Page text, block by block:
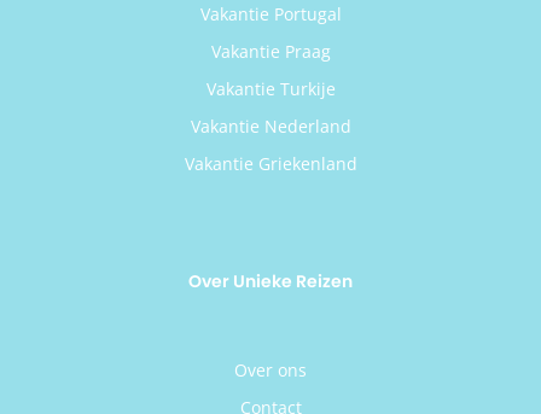
Vakantie Portugal
Vakantie Praag
Vakantie Turkije
Vakantie Nederland
Vakantie Griekenland
Over Unieke Reizen
Over ons
Contact